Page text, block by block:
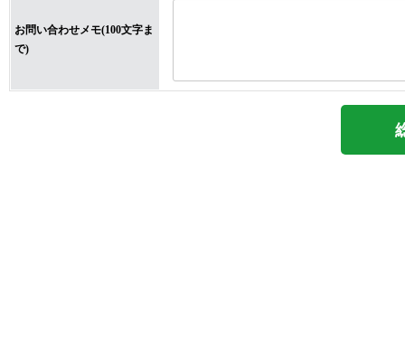
お問い合わせメモ(100文字ま
で)